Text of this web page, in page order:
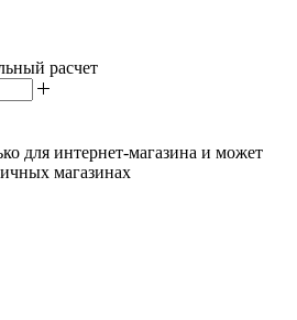
расчет
для интернет-магазина и может
магазинах